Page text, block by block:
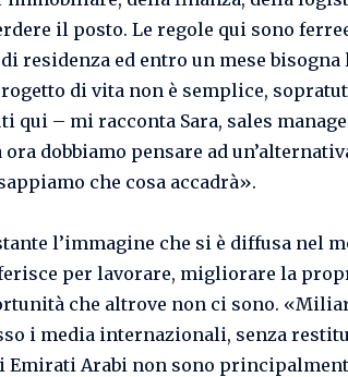
il posto. Le regole qui sono
residenza ed entro un mese bisogna
di vita non è semplice,
qui – mi racconta Sara, sales
ora dobbiamo pensare ad
che cosa accadrà».
l’immagine che si è diffusa nel
per lavorare, migliorare la
che altrove non ci sono.
i media internazionali, senza
Emirati Arabi non sono